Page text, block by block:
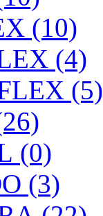
(10)
(4)
(5)
(0)
(3)